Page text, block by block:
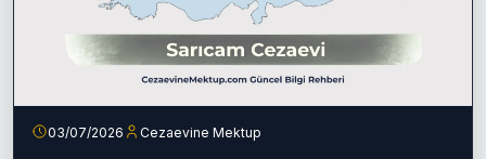
03/07/2026 Cezaevine Mektup